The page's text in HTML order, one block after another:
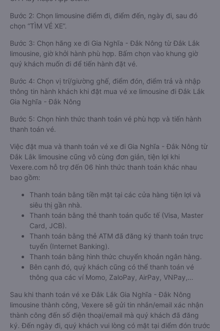
Bước 2: Chọn limousine điểm đi, điểm đến, ngày đi, sau đó
chọn “TÌM VÉ XE”.
Bước 3: Chọn hãng xe đi Gia Nghĩa - Đắk Nông từ Đắk Lắk
limousine, giờ khởi hành phù hợp. Bấm chọn vào khung giờ
quý khách muốn đi để tiến hành đặt vé.
Bước 4: Chọn vị trí/giường ghế, điểm đón, điểm trả và nhập
thông tin hành khách khi đặt mua vé xe limousine đi Đắk Lắk
Gia Nghĩa - Đắk Nông
Bước 5: Chọn hình thức thanh toán vé phù hợp và tiến hành
thanh toán vé.
Việc đặt mua và thanh toán vé xe đi Gia Nghĩa - Đắk Nông từ
Đắk Lắk limousine cũng vô cùng đơn giản, tiện lợi khi
Vexere.com hỗ trợ đến 06 hình thức thanh toán khác nhau
bao gồm:
Thanh toán bằng tiền mặt tại các cửa hàng tiện lợi và
siêu thị gần nhà.
Thanh toán bằng thẻ thanh toán quốc tế (Visa, Master
Card, JCB).
Thanh toán bằng thẻ ATM đã đăng ký thanh toán trực
tuyến (Internet Banking).
Thanh toán bằng hình thức chuyển khoản ngân hàng.
Bên cạnh đó, quý khách cũng có thể thanh toán vé
thông qua các ví Momo, ZaloPay, AirPay, VNPay,…
Sau khi thanh toán vé xe Đắk Lắk Gia Nghĩa - Đắk Nông
limousine thành công, Vexere sẽ gửi tin nhắn/email xác nhận
thành công đến số điện thoại/email mà quý khách đã đăng
ký. Đến ngày đi, quý khách vui lòng có mặt tại điểm đón trước